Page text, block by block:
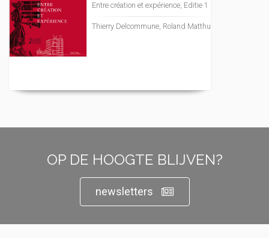
Entre création et expérience, Editie 1
Thierry Delcommune, Roland Matthu
OP DE HOOGTE BLIJVEN?
newsletters